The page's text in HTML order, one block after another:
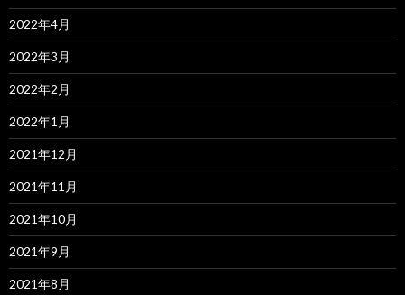
2022年4月
2022年3月
2022年2月
2022年1月
2021年12月
2021年11月
2021年10月
2021年9月
2021年8月